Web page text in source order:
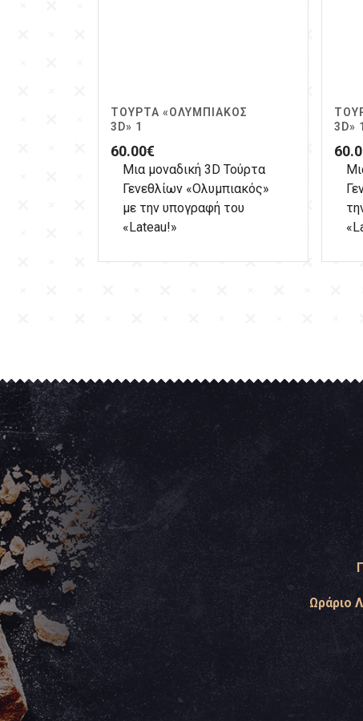
ΤΟΎΡΤΑ «ΟΛΥΜΠΙΑΚΌΣ
3D» 1
60.00€
Μια μοναδική 3D Τούρτα
Γενεθλίων «Ολυμπιακός»
με την υπογραφή του
«Lateau!»
3D» 1
Ωράριο